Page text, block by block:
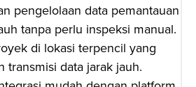
pengelolaan data pemantauan
tanpa perlu inspeksi manual.
di lokasi terpencil yang
transmisi data jarak jauh.